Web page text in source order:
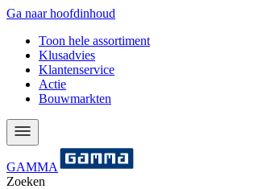
Ga naar hoofdinhoud
Toon hele assortiment
Klusadvies
Klantenservice
Actie
Bouwmarkten
GAMMA
Zoeken